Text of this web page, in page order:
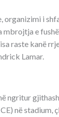
i
mbrojtja e
raste kanë
Lamar.
ngritur
në stadium,